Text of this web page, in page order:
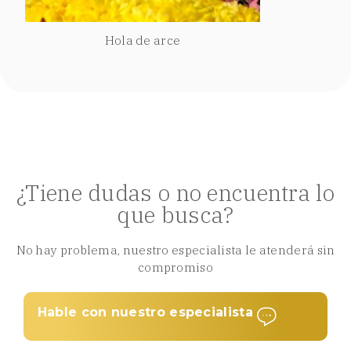
Hola de arce
¿Tiene dudas o no encuentra lo
que busca?
No hay problema, nuestro especialista le atenderá sin
compromiso
Hable con nuestro especialista